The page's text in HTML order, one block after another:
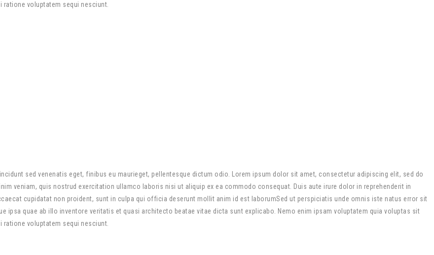
voluptatem sequi nesciunt.
sed venenatis eget, finibus eu maurieget, pellentesque dictum odio. Lorem ipsum dolor sit amet, consectetur adipiscing elit, sed do
veniam, quis nostrud exercitation ullamco laboris nisi ut aliquip ex ea commodo consequat. Duis aute irure dolor in reprehenderit in
cupidatat non proident, sunt in culpa qui officia deserunt mollit anim id est laborumSed ut perspiciatis unde omnis iste natus error sit
ipsa quae ab illo inventore veritatis et quasi architecto beatae vitae dicta sunt explicabo. Nemo enim ipsam voluptatem quia voluptas sit
voluptatem sequi nesciunt.